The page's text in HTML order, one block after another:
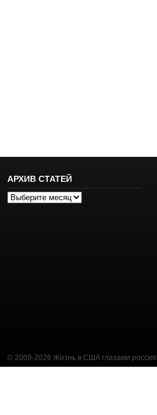
АРХИВ СТАТЕЙ
Архив
© 2009-2026 Жизнь в США глазами